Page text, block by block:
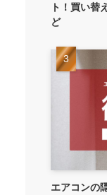
ト！買い替
ど
エアコンの